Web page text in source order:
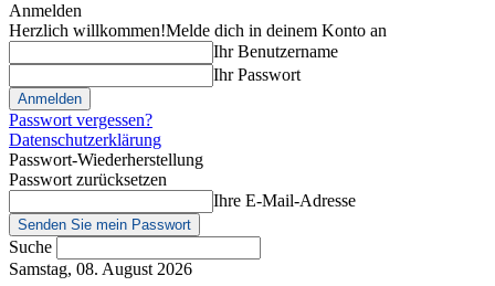
Anmelden
Herzlich willkommen!Melde dich in deinem Konto an
Ihr Benutzername
Ihr Passwort
Passwort vergessen?
Datenschutzerklärung
Passwort-Wiederherstellung
Passwort zurücksetzen
Ihre E-Mail-Adresse
Suche
Samstag, 08. August 2026